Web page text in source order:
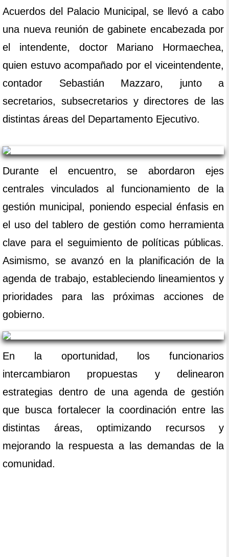
Acuerdos del Palacio Municipal, se llevó a cabo
una nueva reunión de gabinete encabezada por
el intendente, doctor Mariano Hormaechea,
quien estuvo acompañado por el viceintendente,
contador Sebastián Mazzaro, junto a
secretarios, subsecretarios y directores de las
distintas áreas del Departamento Ejecutivo.
Durante el encuentro, se abordaron ejes
centrales vinculados al funcionamiento de la
gestión municipal, poniendo especial énfasis en
el uso del tablero de gestión como herramienta
clave para el seguimiento de políticas públicas.
Asimismo, se avanzó en la planificación de la
agenda de trabajo, estableciendo lineamientos y
prioridades para las próximas acciones de
gobierno.
En la oportunidad, los funcionarios
intercambiaron propuestas y delinearon
estrategias dentro de una agenda de gestión
que busca fortalecer la coordinación entre las
distintas áreas, optimizando recursos y
mejorando la respuesta a las demandas de la
comunidad.